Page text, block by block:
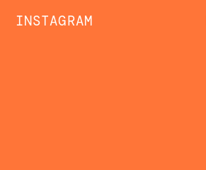
INSTAGRAM